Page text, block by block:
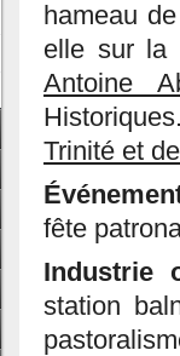
hameau
elle sur la
Antoine
Trinité et
fête
Industrie
station